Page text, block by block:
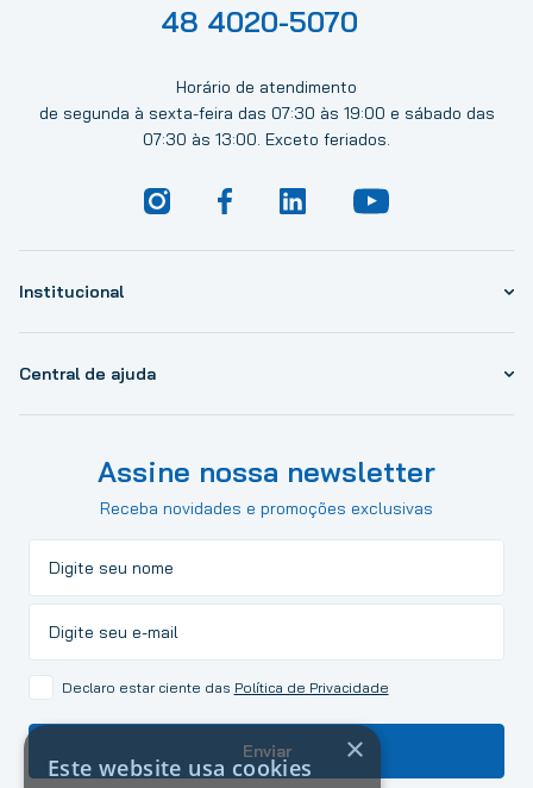
48 4020-5070
Horário de atendimento
de segunda à sexta-feira das 07:30 às 19:00 e sábado das
07:30 às 13:00. Exceto feriados.
Institucional
Central de ajuda
Assine nossa newsletter
Receba novidades e promoções exclusivas
Declaro estar ciente das Política de Privacidade
Enviar ×
Este website usa cookies